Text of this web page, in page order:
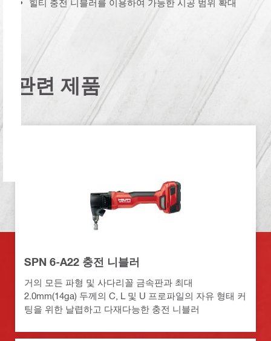
힐티 충전 니블러를 이용하여 가능한 시공 범위 확대
관련 제품
SPN 6-A22 충전 니블러
거의 모든 파형 및 사다리꼴 금속판과 최대
2.0mm(14ga) 두께의 C, L 및 U 프로파일의 자유 형태 커
팅을 위한 날렵하고 다재다능한 충전 니블러